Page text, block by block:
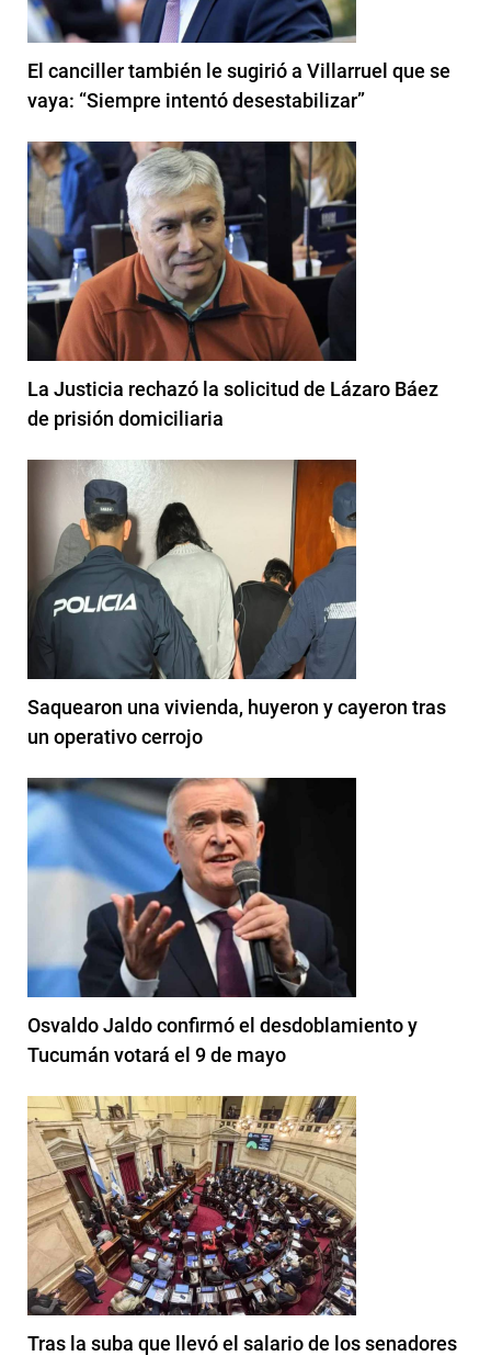
El canciller también le sugirió a Villarruel que se
vaya: “Siempre intentó desestabilizar”
La Justicia rechazó la solicitud de Lázaro Báez
de prisión domiciliaria
Saquearon una vivienda, huyeron y cayeron tras
un operativo cerrojo
Osvaldo Jaldo confirmó el desdoblamiento y
Tucumán votará el 9 de mayo
Tras la suba que llevó el salario de los senadores